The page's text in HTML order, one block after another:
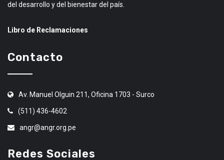
del desarrollo y del bienestar del país.
Libro de Reclamaciones
Contacto
Av. Manuel Olguin 211, Oficina 1703 - Surco
(511) 436-4602
angr@angr.org.pe
Redes Sociales